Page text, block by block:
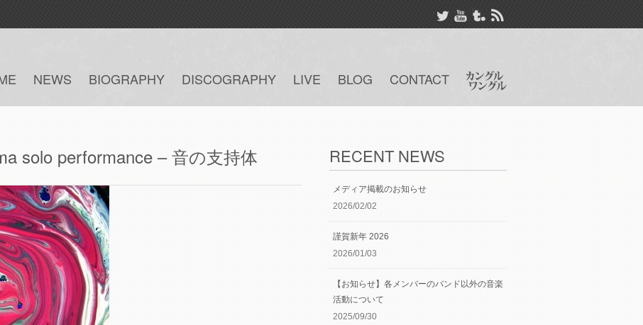
NEWS BIOGRAPHY DISCOGRAPHY LIVE BLOG CONTACT
solo performance – 音の支持体 RECENT NEWS
メディア掲載のお知らせ
2026/02/02
謹賀新年 2026
2026/01/03
【お知らせ】各メンバーのバンド以外の音楽
活動について
2025/09/30